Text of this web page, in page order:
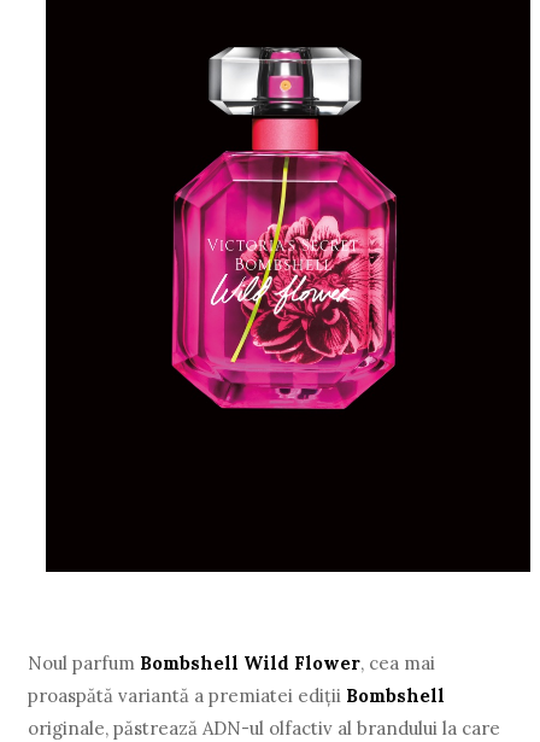
Noul parfum Bombshell Wild Flower, cea mai
proaspătă variantă a premiatei ediții Bombshell
originale, păstrează ADN-ul olfactiv al brandului la care